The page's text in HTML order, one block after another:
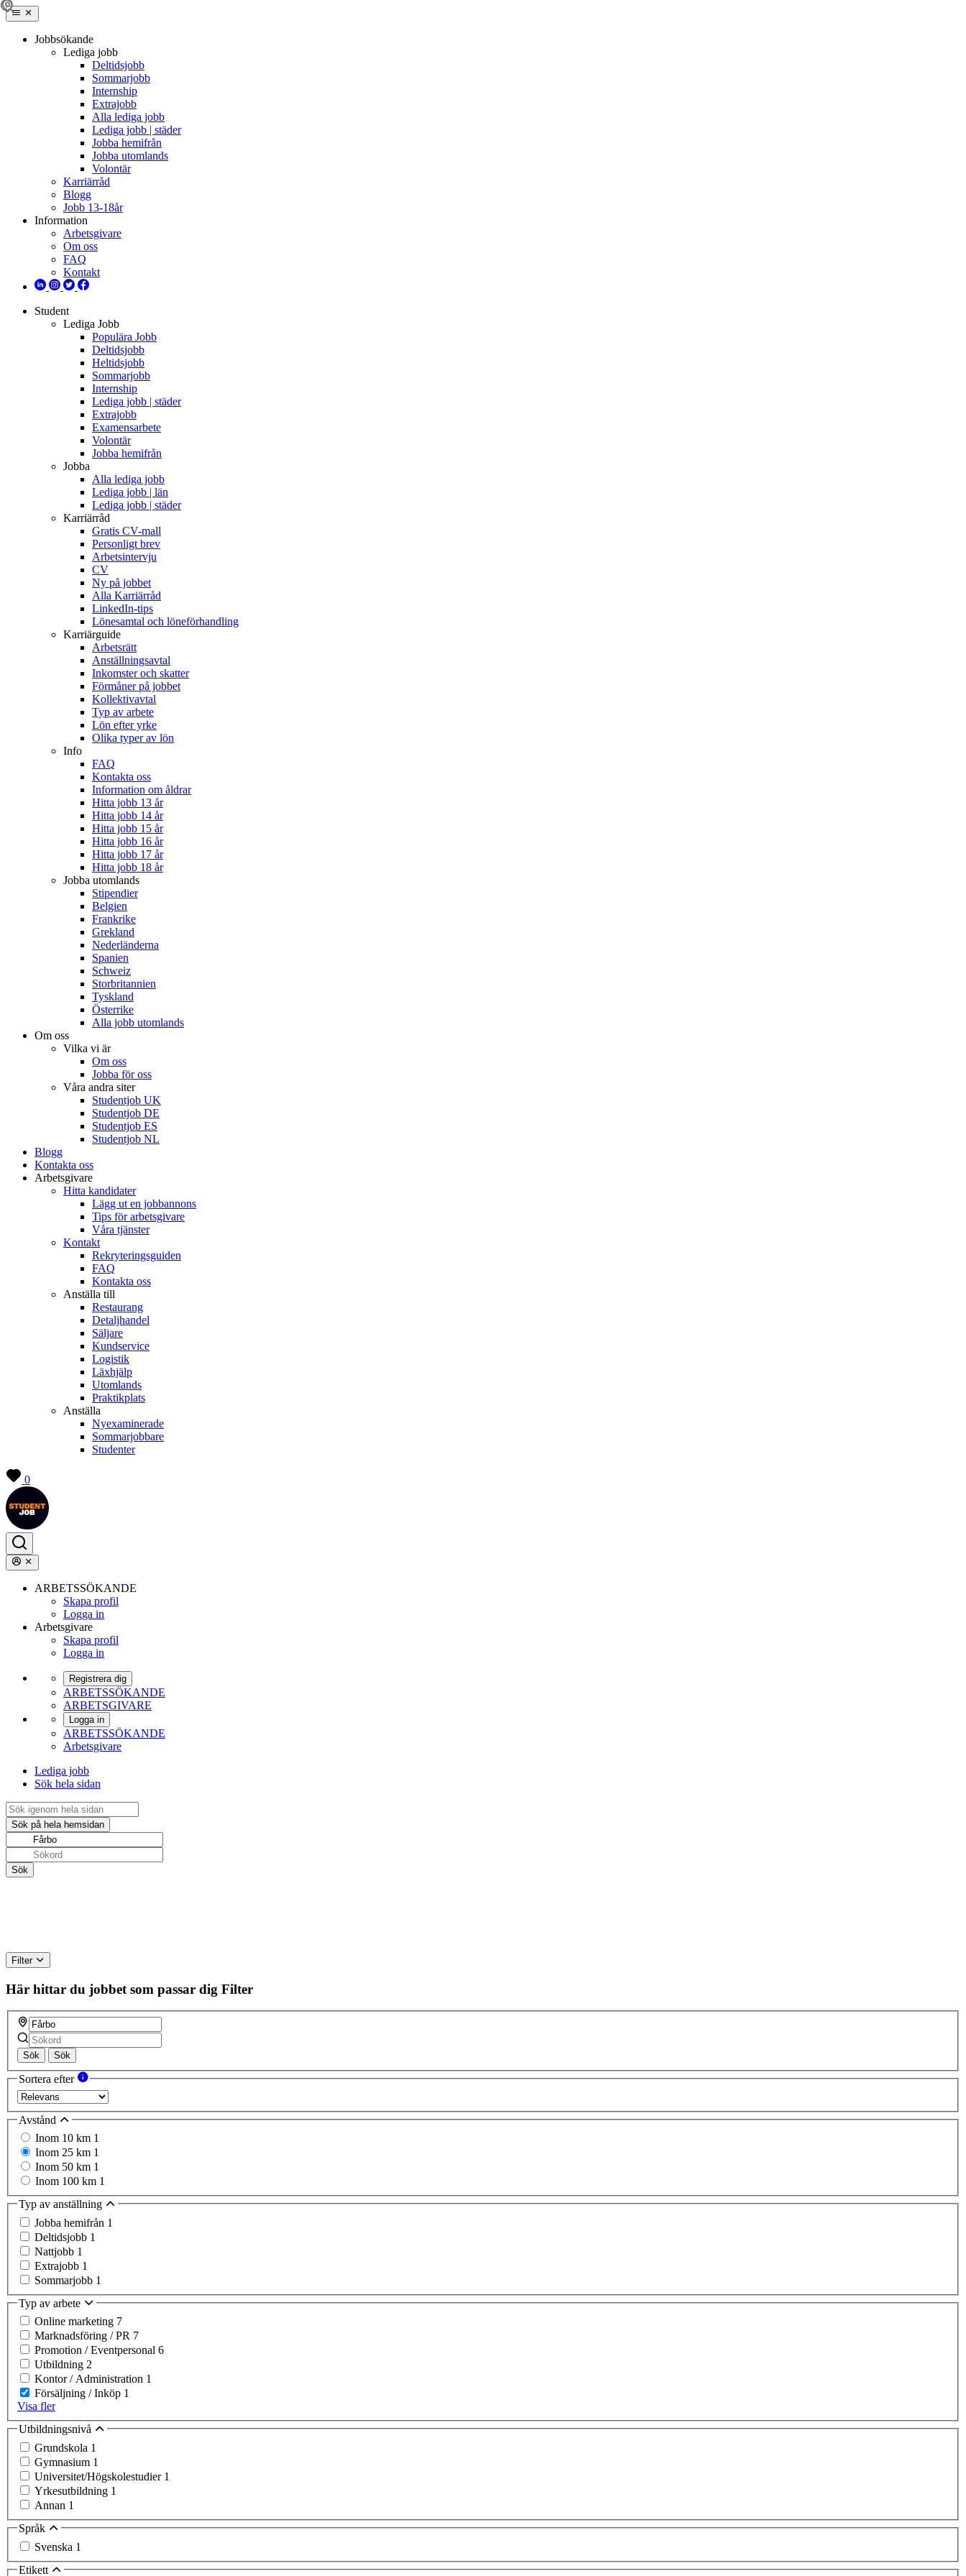
Jobbsökande
Lediga jobb
Deltidsjobb
Sommarjobb
Internship
Extrajobb
Alla lediga jobb
Lediga jobb | städer
Jobba hemifrån
Jobba utomlands
Volontär
Karriärråd
Blogg
Jobb 13-18år
Information
Arbetsgivare
Om oss
FAQ
Kontakt
Student
Lediga Jobb
Populära Jobb
Deltidsjobb
Heltidsjobb
Sommarjobb
Internship
Lediga jobb | städer
Extrajobb
Examensarbete
Volontär
Jobba hemifrån
Jobba
Alla lediga jobb
Lediga jobb | län
Lediga jobb | städer
Karriärråd
Gratis CV-mall
Personligt brev
Arbetsintervju
CV
Ny på jobbet
Alla Karriärråd
LinkedIn-tips
Lönesamtal och löneförhandling
Karriärguide
Arbetsrätt
Anställningsavtal
Inkomster och skatter
Förmåner på jobbet
Kollektivavtal
Typ av arbete
Lön efter yrke
Olika typer av lön
Info
FAQ
Kontakta oss
Information om åldrar
Hitta jobb 13 år
Hitta jobb 14 år
Hitta jobb 15 år
Hitta jobb 16 år
Hitta jobb 17 år
Hitta jobb 18 år
Jobba utomlands
Stipendier
Belgien
Frankrike
Grekland
Nederländerna
Spanien
Schweiz
Storbritannien
Tyskland
Österrike
Alla jobb utomlands
Om oss
Vilka vi är
Om oss
Jobba för oss
Våra andra siter
Studentjob UK
Studentjob DE
Studentjob ES
Studentjob NL
Blogg
Kontakta oss
Arbetsgivare
Hitta kandidater
Lägg ut en jobbannons
Tips för arbetsgivare
Våra tjänster
Kontakt
Rekryteringsguiden
FAQ
Kontakta oss
Anställa till
Restaurang
Detaljhandel
Säljare
Kundservice
Logistik
Läxhjälp
Utomlands
Praktikplats
Anställa
Nyexaminerade
Sommarjobbare
Studenter
0
ARBETSSÖKANDE
Skapa profil
Logga in
Arbetsgivare
Skapa profil
Logga in
Registrera dig
ARBETSSÖKANDE
ARBETSGIVARE
Logga in
ARBETSSÖKANDE
Arbetsgivare
Lediga jobb
Sök hela sidan
Filter
Här hittar du jobbet som passar dig Filter
Sök Sök
Sortera efter
Avstånd
Inom 10 km 1
Inom 25 km 1
Inom 50 km 1
Inom 100 km 1
Typ av anställning
Jobba hemifrån 1
Deltidsjobb 1
Nattjobb 1
Extrajobb 1
Sommarjobb 1
Typ av arbete
Online marketing 7
Marknadsföring / PR 7
Promotion / Eventpersonal 6
Utbildning 2
Kontor / Administration 1
Försäljning / Inköp 1
Visa fler
Utbildningsnivå
Grundskola 1
Gymnasium 1
Universitet/Högskolestudier 1
Yrkesutbildning 1
Annan 1
Språk
Svenska 1
Etikett